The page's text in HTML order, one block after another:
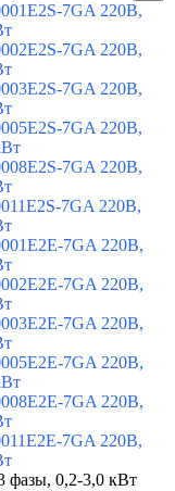
7GA 220В,
7GA 220В,
7GA 220В,
7GA 220В,
7GA 220В,
7GA 220В,
7GA 220В,
7GA 220В,
7GA 220В,
7GA 220В,
7GA 220В,
7GA 220В,
фазы, 0,2-3,0 кВт